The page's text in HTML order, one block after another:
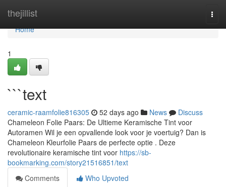
thejillist
Home
Home
1
```text
ceramic-raamfolie816305 52 days ago News
Discuss
Chameleon Folie Paars: De Ultieme Keramische Tint voor
Autoramen Wil je een opvallende look voor je voertuig? Dan is
Chameleon Kleurfolie Paars de perfecte optie . Deze
revolutionaire keramische tint voor https://sb-
bookmarking.com/story21516851/text
Comments
Who Upvoted